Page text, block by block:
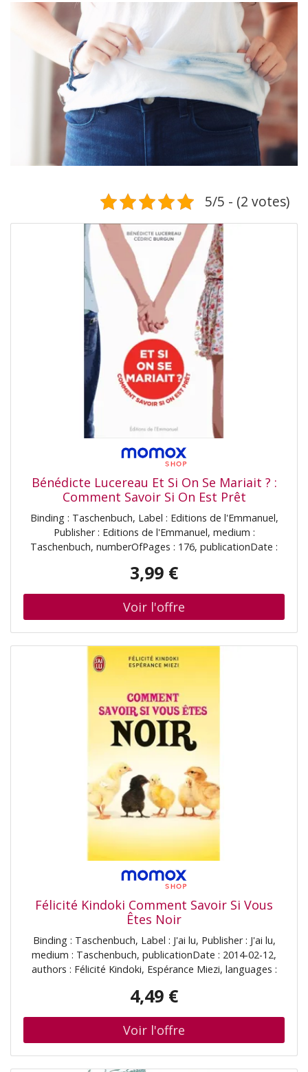
5/5 - (2 votes)
Bénédicte Lucereau Et Si On Se Mariait ? :
Comment Savoir Si On Est Prêt
Binding : Taschenbuch, Label : Editions de l'Emmanuel,
Publisher : Editions de l'Emmanuel, medium :
Taschenbuch, numberOfPages : 176, publicationDate :
french, ISBN : 2353892655
3,99 €
Félicité Kindoki Comment Savoir Si Vous
Êtes Noir
Binding : Taschenbuch, Label : J'ai lu, Publisher : J'ai lu,
medium : Taschenbuch, publicationDate : 2014-02-12,
authors : Félicité Kindoki, Espérance Miezi, languages :
4,49 €